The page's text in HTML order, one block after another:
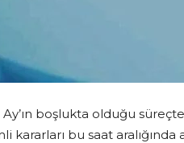
Ay’ın boşlukta olduğu
bu saat